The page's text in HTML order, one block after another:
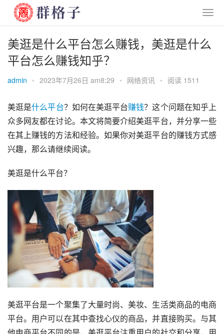
美逛是什么平台怎么赚钱，美逛是什么
平台怎么赚钱知乎？
admin • 2023年7月26日 am8:29 • 网络资讯 • 阅读 1511
美逛是什么平台？如何在美逛平台赚钱？这个问题在知乎上
众多网友都在讨论。本文将简要介绍美逛平台，并分享一些
在其上赚钱的方法和经验。如果你对美逛平台的赚钱方式感
兴趣，那么请继续阅读。
美逛是什么平台？
美逛平台是一个聚集了大量时尚、美妆、生活类商品的电商
平台。用户可以在其中查找心仪的商品，并直接购买。与其